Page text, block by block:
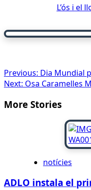
L’ós i el
Navegació
de
publicacions
Previous: Dia Mundial
Next: Osa Caramelles
More Stories
notícies
ADLO instala el